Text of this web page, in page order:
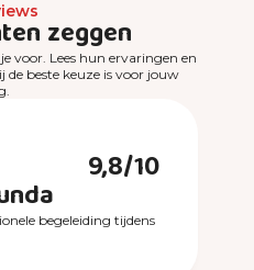
zeggen
voor. Lees hun ervaringen en
de beste keuze is voor jouw
9,8/10
begeleiding tijdens